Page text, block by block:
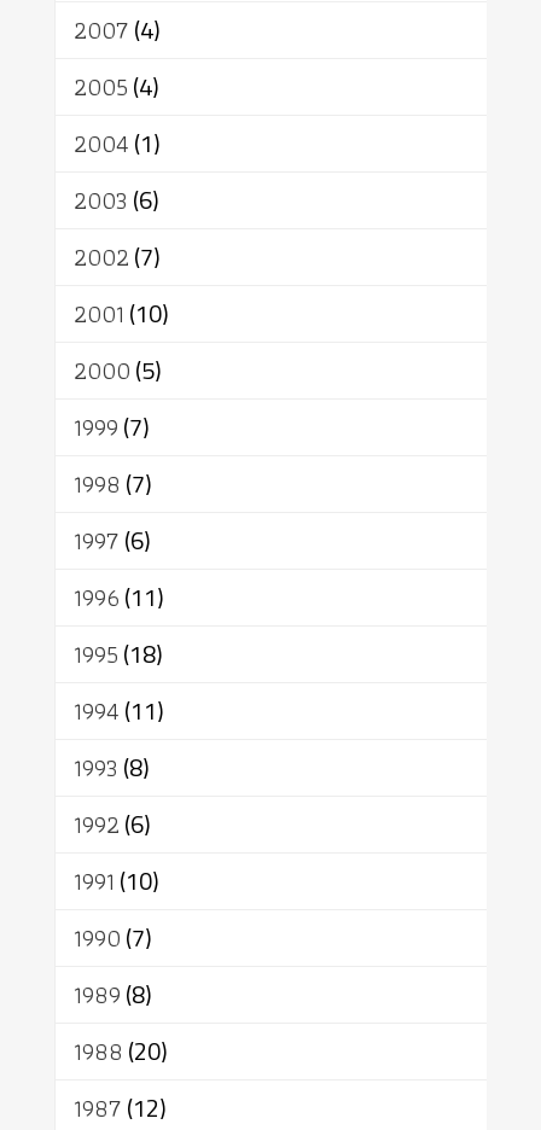
2007(4)
2005(4)
2004(1)
2003 (6)
2002(7)
2001 (10)
2000(5)
1999(7)
1998 (7)
1997(6)
1996(11)
1995(18)
1994(11)
1993 (8)
1992(6)
1991 (10)
1990(7)
1989(8)
1988 (20)
1987(12)